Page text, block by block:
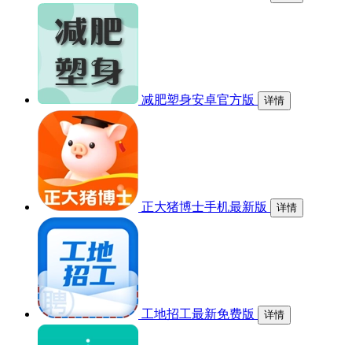
减肥塑身安卓官方版 详情
正大猪博士手机最新版 详情
工地招工最新免费版 详情